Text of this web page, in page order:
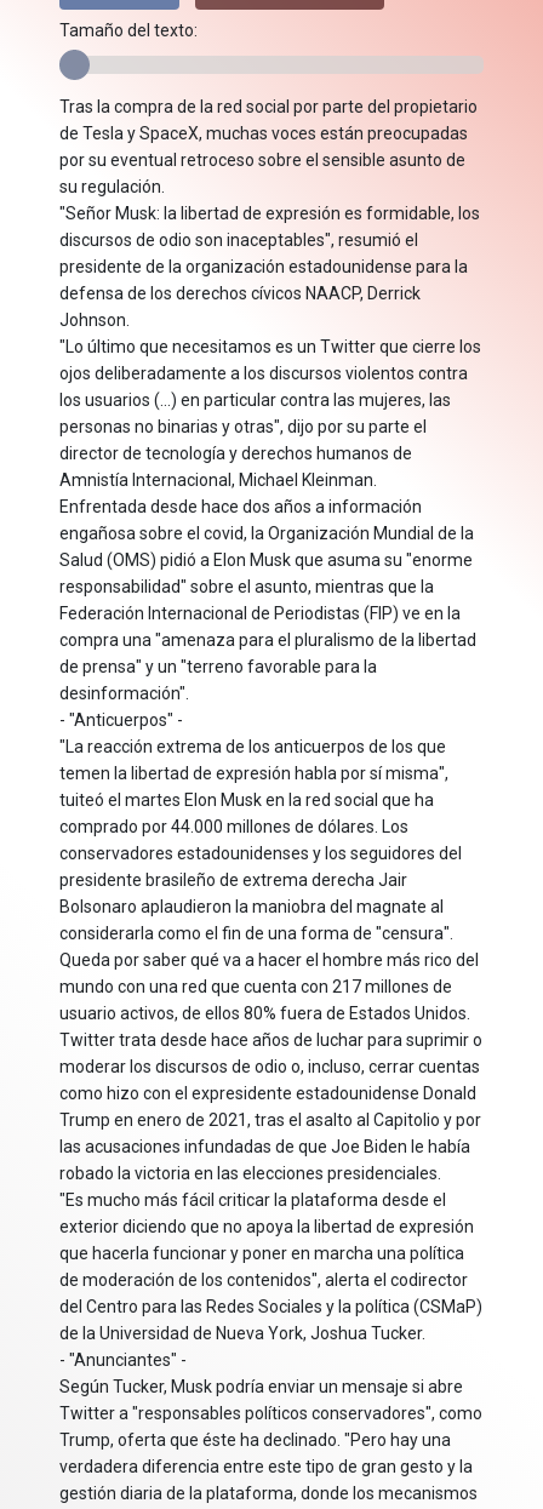
Tamaño del texto:
Tras la compra de la red social por parte del propietario
de Tesla y SpaceX, muchas voces están preocupadas
por su eventual retroceso sobre el sensible asunto de
su regulación.
"Señor Musk: la libertad de expresión es formidable, los
discursos de odio son inaceptables", resumió el
presidente de la organización estadounidense para la
defensa de los derechos cívicos NAACP, Derrick
Johnson.
"Lo último que necesitamos es un Twitter que cierre los
ojos deliberadamente a los discursos violentos contra
los usuarios (...) en particular contra las mujeres, las
personas no binarias y otras", dijo por su parte el
director de tecnología y derechos humanos de
Amnistía Internacional, Michael Kleinman.
Enfrentada desde hace dos años a información
engañosa sobre el covid, la Organización Mundial de la
Salud (OMS) pidió a Elon Musk que asuma su "enorme
responsabilidad" sobre el asunto, mientras que la
Federación Internacional de Periodistas (FIP) ve en la
compra una "amenaza para el pluralismo de la libertad
de prensa" y un "terreno favorable para la
desinformación".
- "Anticuerpos" -
"La reacción extrema de los anticuerpos de los que
temen la libertad de expresión habla por sí misma",
tuiteó el martes Elon Musk en la red social que ha
comprado por 44.000 millones de dólares. Los
conservadores estadounidenses y los seguidores del
presidente brasileño de extrema derecha Jair
Bolsonaro aplaudieron la maniobra del magnate al
considerarla como el fin de una forma de "censura".
Queda por saber qué va a hacer el hombre más rico del
mundo con una red que cuenta con 217 millones de
usuario activos, de ellos 80% fuera de Estados Unidos.
Twitter trata desde hace años de luchar para suprimir o
moderar los discursos de odio o, incluso, cerrar cuentas
como hizo con el expresidente estadounidense Donald
Trump en enero de 2021, tras el asalto al Capitolio y por
las acusaciones infundadas de que Joe Biden le había
robado la victoria en las elecciones presidenciales.
"Es mucho más fácil criticar la plataforma desde el
exterior diciendo que no apoya la libertad de expresión
que hacerla funcionar y poner en marcha una política
de moderación de los contenidos", alerta el codirector
del Centro para las Redes Sociales y la política (CSMaP)
de la Universidad de Nueva York, Joshua Tucker.
- "Anunciantes" -
Según Tucker, Musk podría enviar un mensaje si abre
Twitter a "responsables políticos conservadores", como
Trump, oferta que éste ha declinado. "Pero hay una
verdadera diferencia entre este tipo de gran gesto y la
gestión diaria de la plataforma, donde los mecanismos